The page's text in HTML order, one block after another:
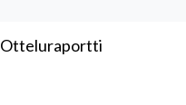
Otteluraportti